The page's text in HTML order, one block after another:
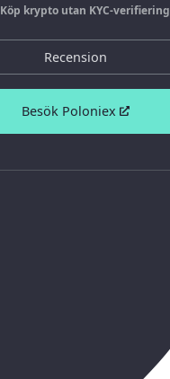
Köp krypto utan KYC-verifiering
Recension
Besök Poloniex